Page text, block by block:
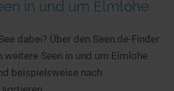
in und um Elmlohe
dabei? Über den Seen.de-Finder
weitere Seen in und um Elmlohe
beispielsweise nach